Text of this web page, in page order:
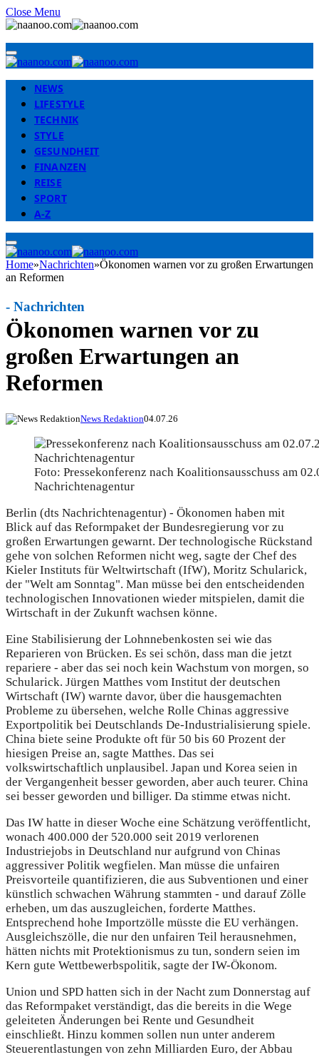
Close Menu
NEWS
LIFESTYLE
TECHNIK
STYLE
GESUNDHEIT
FINANZEN
REISE
SPORT
A-Z
Home»Nachrichten»Ökonomen warnen vor zu großen Erwartungen
an Reformen
Ökonomen warnen vor zu
großen Erwartungen an
Reformen
- Nachrichten
News Redaktion04.07.26
Foto: Pressekonferenz nach Koalitionsausschuss am
Nachrichtenagentur
Berlin (dts Nachrichtenagentur) - Ökonomen haben mit
Blick auf das Reformpaket der Bundesregierung vor zu
großen Erwartungen gewarnt. Der technologische Rückstand
gehe von solchen Reformen nicht weg, sagte der Chef des
Kieler Instituts für Weltwirtschaft (IfW), Moritz Schularick,
der "Welt am Sonntag". Man müsse bei den entscheidenden
technologischen Innovationen wieder mitspielen, damit die
Wirtschaft in der Zukunft wachsen könne.
Eine Stabilisierung der Lohnnebenkosten sei wie das
Reparieren von Brücken. Es sei schön, dass man die jetzt
repariere - aber das sei noch kein Wachstum von morgen, so
Schularick. Jürgen Matthes vom Institut der deutschen
Wirtschaft (IW) warnte davor, über die hausgemachten
Probleme zu übersehen, welche Rolle Chinas aggressive
Exportpolitik bei Deutschlands De-Industrialisierung spiele.
China biete seine Produkte oft für 50 bis 60 Prozent der
hiesigen Preise an, sagte Matthes. Das sei
volkswirtschaftlich unplausibel. Japan und Korea seien in
der Vergangenheit besser geworden, aber auch teurer. China
sei besser geworden und billiger. Da stimme etwas nicht.
Das IW hatte in dieser Woche eine Schätzung veröffentlicht,
wonach 400.000 der 520.000 seit 2019 verlorenen
Industriejobs in Deutschland nur aufgrund von Chinas
aggressiver Politik wegfielen. Man müsse die unfairen
Preisvorteile quantifizieren, die aus Subventionen und einer
künstlich schwachen Währung stammten - und darauf Zölle
erheben, um das auszugleichen, forderte Matthes.
Entsprechend hohe Importzölle müsste die EU verhängen.
Ausgleichszölle, die nur den unfairen Teil herausnehmen,
hätten nichts mit Protektionismus zu tun, sondern seien im
Kern gute Wettbewerbspolitik, sagte der IW-Ökonom.
Union und SPD hatten sich in der Nacht zum Donnerstag auf
das Reformpaket verständigt, das die bereits in die Wege
geleiteten Änderungen bei Rente und Gesundheit
einschließt. Hinzu kommen sollen nun unter anderem
Steuerentlastungen von zehn Milliarden Euro, der Abbau